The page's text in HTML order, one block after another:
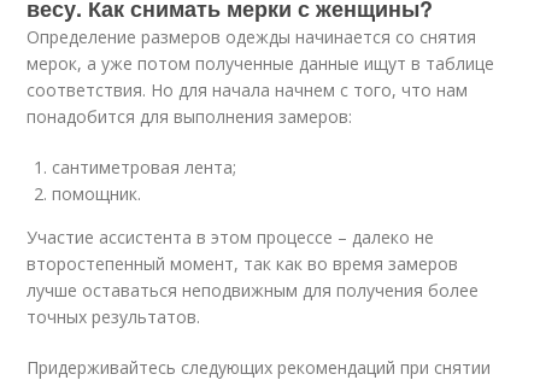
весу. Как снимать мерки с женщины?
Определение размеров одежды начинается со снятия
мерок, а уже потом полученные данные ищут в таблице
соответствия. Но для начала начнем с того, что нам
понадобится для выполнения замеров:
сантиметровая лента;
помощник.
Участие ассистента в этом процессе – далеко не
второстепенный момент, так как во время замеров
лучше оставаться неподвижным для получения более
точных результатов.
Придерживайтесь следующих рекомендаций при снятии